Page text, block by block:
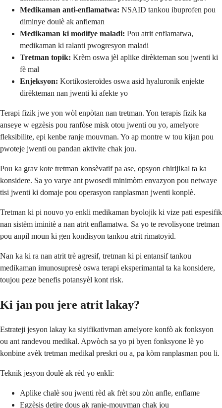
Medikaman anti-enflamatwa: NSAID tankou ibuprofen pou
diminye doulè ak anfleman
Medikaman ki modifye maladi: Pou atrit enflamatwa,
medikaman ki ralanti pwogresyon maladi
Tretman topik: Krèm oswa jèl aplike dirèkteman sou jwenti ki
fè mal
Enjeksyon: Kortikosteroïdes oswa asid hyaluronik enjekte
dirèkteman nan jwenti ki afekte yo
Terapi fizik jwe yon wòl enpòtan nan tretman. Yon terapis fizik ka
anseye w egzèsis pou ranfòse misk otou jwenti ou yo, amelyore
fleksibilite, epi kenbe ranje mouvman. Yo ap montre w tou kijan pou
pwoteje jwenti ou pandan aktivite chak jou.
Pou ka grav kote tretman konsèvatif pa ase, opsyon chirijikal ta ka
konsidere. Sa yo varye ant pwosedi minimòm envazyon pou netwaye
tisi jwenti ki domaje pou operasyon ranplasman jwenti konplè.
Tretman ki pi nouvo yo enkli medikaman byolojik ki vize pati espesifik
nan sistèm iminitè a nan atrit enflamatwa. Sa yo te revolisyone tretman
pou anpil moun ki gen kondisyon tankou atrit rimatoyid.
Nan ka ki ra nan atrit trè agresif, tretman ki pi entansif tankou
medikaman imunosupresè oswa terapi eksperimantal ta ka konsidere,
toujou peze benefis potansyèl kont risk.
Ki jan pou jere atrit lakay?
Estrateji jesyon lakay ka siyifikativman amelyore konfò ak fonksyon
ou ant randevou medikal. Apwòch sa yo pi byen fonksyone lè yo
konbine avèk tretman medikal preskri ou a, pa kòm ranplasman pou li.
Teknik jesyon doulè ak rèd yo enkli:
Aplike chalè sou jwenti rèd ak frèt sou zòn anfle, enflame
Egzèsis detire dous ak ranje-mouvman chak jou